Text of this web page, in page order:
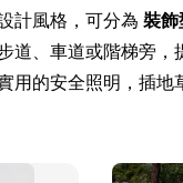
計風格，可分為 裝
道、車道或階梯旁，
的安全照明，插